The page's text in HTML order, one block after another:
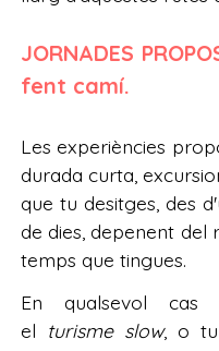
JORNADES
fent camí.
Les experiències
durada curta,
que tu desitges, des
de dies, depenent del
temps que tingues.
En qualsevol cas
el turisme slow, o